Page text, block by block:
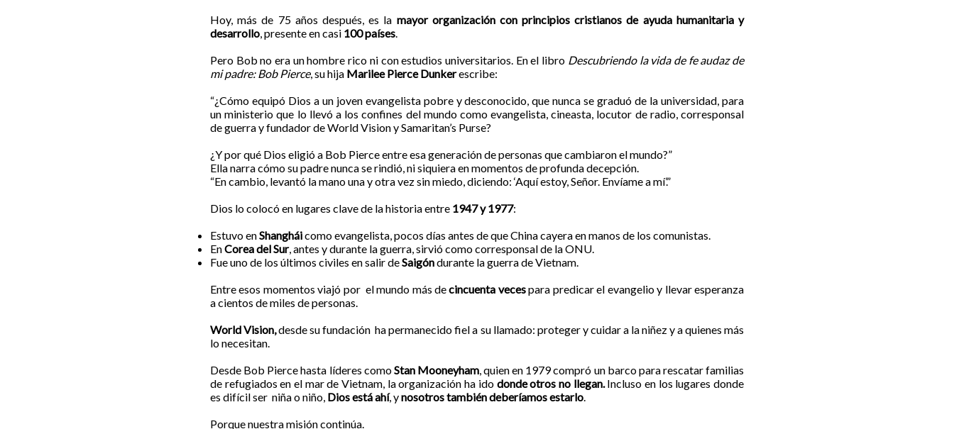
Hoy, más de 75 años después, es la mayor organización con principios cristianos de ayuda humanitaria y
desarrollo, presente en casi 100 países.
Pero Bob no era un hombre rico ni con estudios universitarios. En el libro Descubriendo la vida de fe audaz de
mi padre: Bob Pierce, su hija Marilee Pierce Dunkerescribe:
“¿Cómo equipó Dios a un joven evangelista pobre y desconocido, que nunca se graduó de la universidad, para
un ministerio que lo llevó a los confines del mundo como evangelista, cineasta, locutor de radio, corresponsal
de guerra y fundador de World Vision y Samaritan’s Purse?
¿Y por qué Dios eligió a Bob Pierce entre esa generación de personas que cambiaron el mundo?”
Ella narra cómo su padre nunca se rindió, ni siquiera en momentos de profunda decepción.
“En cambio, levantó la mano una y otra vez sin miedo, diciendo: ‘Aquí estoy, Señor. Envíame a mí’.”
Dios lo colocó en lugares clave de la historia entre 1947 y 1977:
Estuvo enShangháicomo evangelista,pocos días antes de que China cayera en manos de los comunistas.
EnCorea del Sur, antes y durante la guerra, sirvió como corresponsal de la ONU.
Fue uno de los últimos civiles en salir deSaigóndurante la guerra de Vietnam.
Entre esos momentos viajó por el mundo más decincuenta vecespara predicar el evangelio y llevar esperanza
a cientos de miles de personas.
WorldVision,desde su fundación ha permanecido fiel a su llamado: proteger y cuidar a la niñez y a quienes más
lo necesitan.
Desde Bob Pierce hasta líderes comoStan Mooneyham, quien en 1979 compró un barco para rescatar familias
de refugiados en el mar de Vietnam, la organización ha ido donde otros no llegan.Incluso en los lugares donde
es difícil ser niña o niño, Dios está ahí, ynosotros también deberíamos estarlo.
Porque nuestra misión continúa.